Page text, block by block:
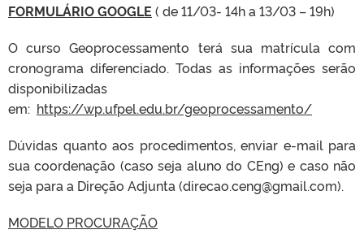
FORMULÁRIO GOOGLE ( de 11/03- 14h a 13/03 – 19h)
O curso Geoprocessamento terá sua matrícula com
cronograma diferenciado. Todas as informações serão
disponibilizadas
em: https://wp.ufpel.edu.br/geoprocessamento/
Dúvidas quanto aos procedimentos, enviar e-mail para
sua coordenação (caso seja aluno do CEng) e caso não
seja para a Direção Adjunta (direcao.ceng@gmail.com).
MODELO PROCURAÇÃO